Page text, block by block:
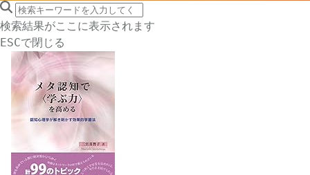
search icon
サイト内検索
検索結果がここに表示されます
ESCで閉じる